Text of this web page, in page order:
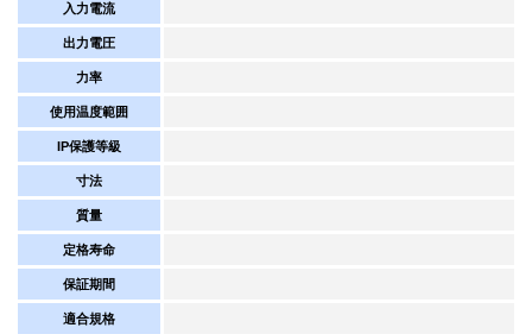
入力電流
出力電圧
力率
使用温度範囲
IP保護等級
寸法
質量
定格寿命
保証期間
適合規格